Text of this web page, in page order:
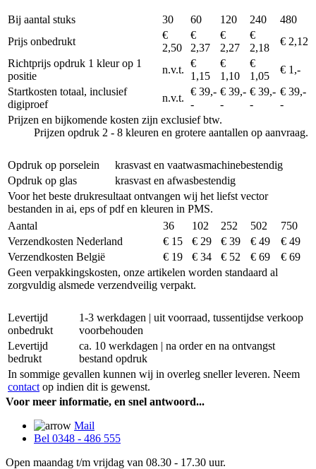
Bij aantal stuks 30 60 120 240
480
Prijs onbedrukt
€
2,50
€
2,37
€
2,27
€
2,18
€ 2,12
Richtprijs opdruk 1 kleur op 1
positie
n.v.t.
€
1,15
€
1,10
€
1,05
€ 1,-
Startkosten totaal, inclusief
digiproef
n.v.t.
€ 39,-
-
€ 39,-
-
€ 39,-
-
€ 39,-
-
Prijzen en bijkomende kosten zijn exclusief btw.
Prijzen opdruk 2 - 8 kleuren en grotere aantallen op aanvraag.
Opdruk op porselein
krasvast en vaatwasmachinebestendig
Opdruk op glas
krasvast en afwasbestendig
Voor het beste drukresultaat ontvangen wij het liefst vector
bestanden in ai, eps of pdf en kleuren in PMS.
Aantal
36 102 252 502
750
Verzendkosten Nederland
€ 15 € 29 € 39 € 49
€ 49
Verzendkosten België
€ 19 € 34 € 52 € 69
€ 69
Geen verpakkingskosten, onze artikelen worden standaard al
zorgvuldig alsmede verzendveilig verpakt.
Levertijd
onbedrukt
1-3 werkdagen | uit voorraad, tussentijdse verkoop
voorbehouden
Levertijd
bedrukt
ca. 10 werkdagen | na order en na ontvangst
bestand opdruk
In sommige gevallen kunnen wij in overleg sneller leveren. Neem
contact op indien dit is gewenst.
Voor meer informatie, en snel antwoord...
Mail
Bel 0348 - 486 555
Open maandag t/m vrijdag van 08.30 - 17.30 uur.